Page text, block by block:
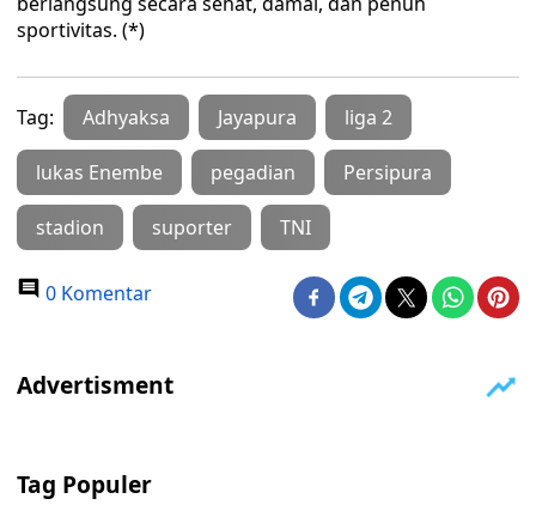
sportivitas. (*)
Tag: Adhyaksa Jayapura liga 2
lukas Enembe pegadian Persipura
stadion suporter TNI
0 Komentar
Tag Populer